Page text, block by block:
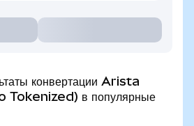
конвертации Arista
в популярные